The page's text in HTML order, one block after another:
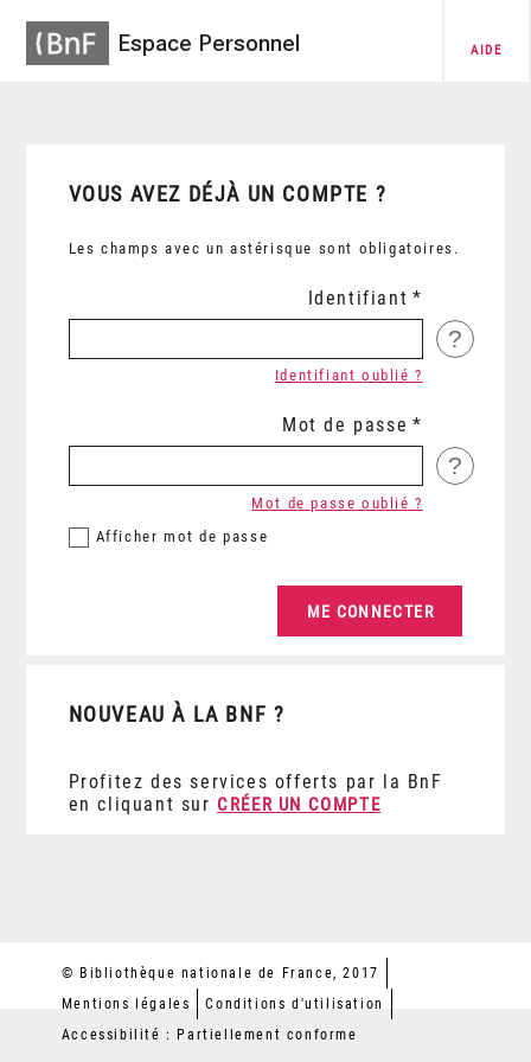
Espace Personnel AIDE
VOUS AVEZ DÉJÀ UN COMPTE ?
Les champs avec un astérisque sont obligatoires.
Identifiant
?
Identifiant oublié ?
Mot de passe
?
Afficher mot de passe
Mot de passe oublié ?
NOUVEAU À LA BNF ?
Profitez des services offerts par la BnF
en cliquant sur CRÉER UN COMPTE
© Bibliothèque nationale de France, 2017
Mentions légales
Conditions d'utilisation
Accessibilité : Partiellement conforme